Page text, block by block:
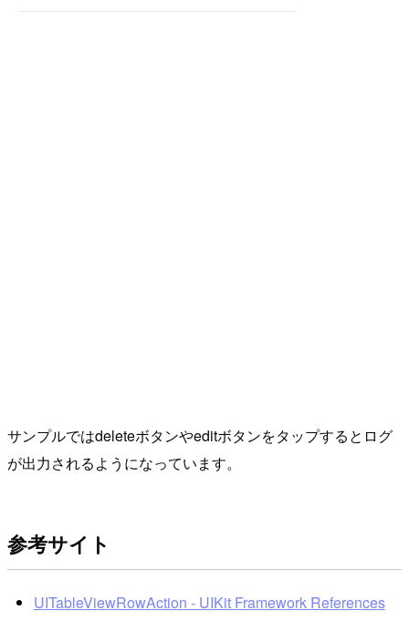
サンプルではdeleteボタンやeditボタンをタップするとログ
が出力されるようになっています。
参考サイト
UITableViewRowAction - UIKit Framework References